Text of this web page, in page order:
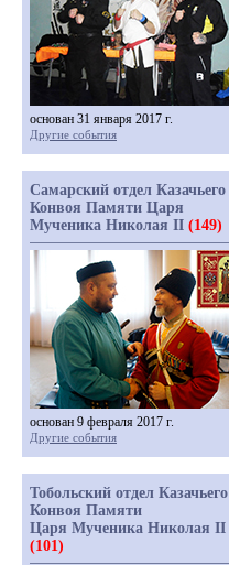
основан 31 января 2017 г.
Другие события
Самарский отдел Казачьего
Конвоя Памяти Царя
Мученика Николая II (149)
основан 9 февраля 2017 г.
Другие события
Тобольский отдел Казачьего
Конвоя Памяти
Царя Мученика Николая II
(101)